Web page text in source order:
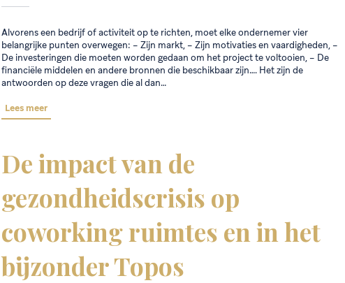
Alvorens een bedrijf of activiteit op te richten, moet elke ondernemer vier
belangrijke punten overwegen: – Zijn markt, – Zijn motivaties en vaardigheden, –
De investeringen die moeten worden gedaan om het project te voltooien, – De
financiële middelen en andere bronnen die beschikbaar zijn…. Het zijn de
antwoorden op deze vragen die al dan…
Lees meer
De impact van de
gezondheidscrisis op
coworking ruimtes en in het
bijzonder Topos